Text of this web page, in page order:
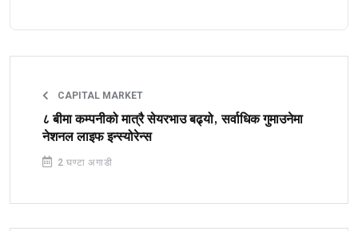
CAPITAL MARKET
८ बीमा कम्पनीको मात्रै सेयरभाउ बढ्यो, सर्वाधिक गुमाउनेमा
नेशनल लाइफ इन्स्योरेन्स
2 घण्टा अगाडी